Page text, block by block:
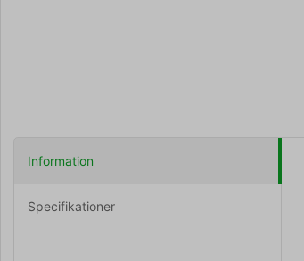
Information
Specifikationer